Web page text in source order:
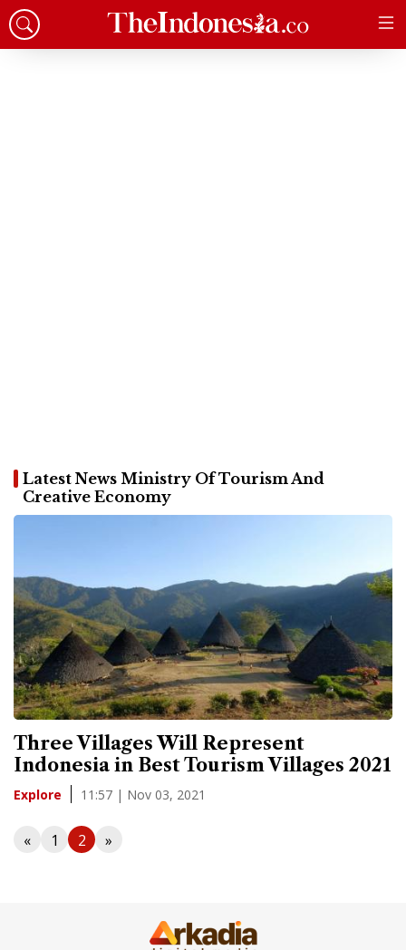
Latest News Ministry Of Tourism And
Creative Economy
Three Villages Will Represent
Indonesia in Best Tourism Villages 2021
Explore 11:57 | Nov 03, 2021
« 1 2 »